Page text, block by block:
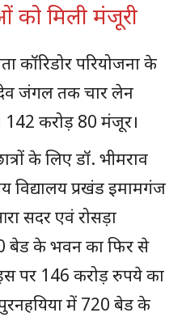
को मिली मंजूरी
कॉरिडोर परियोजना के
जंगल तक चार लेन
142 करोड़ 80 मंजूर।
के लिए डॉ. भीमराव
प्रखंड इमामगंज
सदर एवं रोसड़ा
बेड के भवन का फिर से
इस पर 146 करोड़ रुपये का
में 720 बेड के